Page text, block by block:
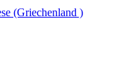
(Griechenland )